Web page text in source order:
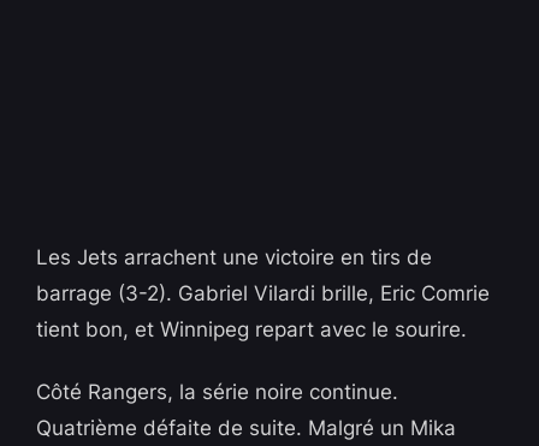
Les Jets arrachent une victoire en tirs de
barrage (3-2). Gabriel Vilardi brille, Eric Comrie
tient bon, et Winnipeg repart avec le sourire.
Côté Rangers, la série noire continue.
Quatrième défaite de suite. Malgré un Mika